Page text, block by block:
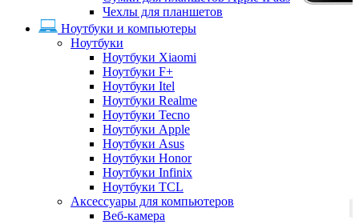
Чехлы для планшетов
Ноутбуки и компьютеры
Ноутбуки
Ноутбуки Xiaomi
Ноутбуки F+
Ноутбуки Itel
Ноутбуки Realme
Ноутбуки Tecno
Ноутбуки Apple
Ноутбуки Asus
Ноутбуки Honor
Ноутбуки Infinix
Ноутбуки TCL
Аксессуары для компьютеров
Веб-камера